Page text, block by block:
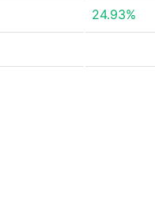
24.93%